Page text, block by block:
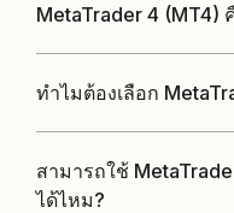
MetaTrader 4 (MT4)
ทำไมต้องเลือก
สามารถใช้
ได้ไหม?